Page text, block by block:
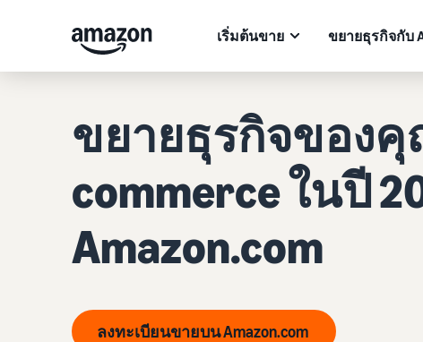
เริ่มต้นขาย ขยายธุรกิจกับ
ขยายธุรกิจของคุ
commerce ในปี
Amazon.com
ลงทะเบียนขายบน Amazon.com